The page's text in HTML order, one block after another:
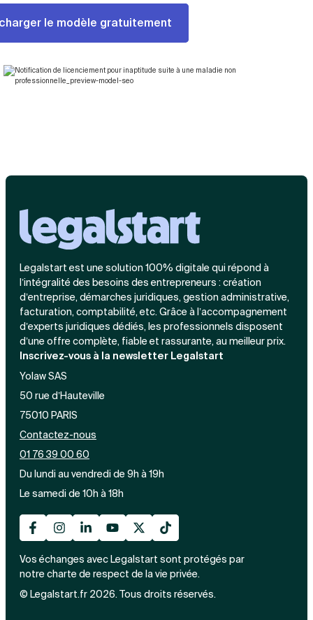
la maladie, ou s’il a tardé à envoyer son arrêt
l’employeur de justifier son absence. Enfin, la
maladie du salarié ne fait pas obstacle à un
le modèle gratuitement
Legalstart est une solution 100% digitale qui répond à
l’intégralité des besoins des entrepreneurs : création
d’entreprise, démarches juridiques, gestion administrative,
facturation, comptabilité, etc. Grâce à l’accompagnement
d’experts juridiques dédiés, les professionnels disposent
d’une offre complète, fiable et rassurante, au meilleur prix.
Inscrivez-vous à la newsletter Legalstart
Yolaw SAS
50 rue d’Hauteville
75010 PARIS
Contactez-nous
01 76 39 00 60
Du lundi au vendredi de 9h à 19h
Le samedi de 10h à 18h
Vos échanges avec Legalstart sont protégés par
notre charte de respect de la vie privée.
© Legalstart.fr 2026. Tous droits réservés.